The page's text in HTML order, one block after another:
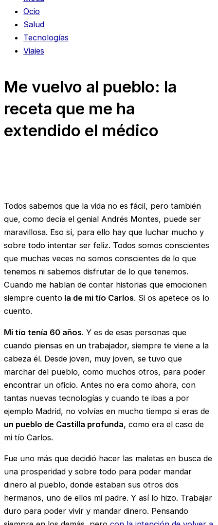
Ocio
Salud
Tecnologías
Viajes
Me vuelvo al pueblo: la
receta que me ha
extendido el médico
Todos sabemos que la vida no es fácil, pero también
que, como decía el genial Andrés Montes, puede ser
maravillosa. Eso sí, para ello hay que luchar mucho y
sobre todo intentar ser feliz. Todos somos conscientes
que muchas veces no somos conscientes de lo que
tenemos ni sabemos disfrutar de lo que tenemos.
Cuando me hablan de contar historias que emocionen
siempre cuento la de mi tío Carlos. Si os apetece os lo
cuento.
Mi tío tenía 60 años. Y es de esas personas que
cuando piensas en un trabajador, siempre te viene a la
cabeza él. Desde joven, muy joven, se tuvo que
marchar del pueblo, como muchos otros, para poder
encontrar un oficio. Antes no era como ahora, con
tantas nuevas tecnologías y cuando te ibas a por
ejemplo Madrid, no volvías en mucho tiempo si eras de
un pueblo de Castilla profunda, como era el caso de
mi tío Carlos.
Fue uno más que decidió hacer las maletas en busca de
una prosperidad y sobre todo para poder mandar
dinero al pueblo, donde estaban sus otros dos
hermanos, uno de ellos mi padre. Y así lo hizo. Trabajar
duro para poder vivir y mandar dinero. Pensando